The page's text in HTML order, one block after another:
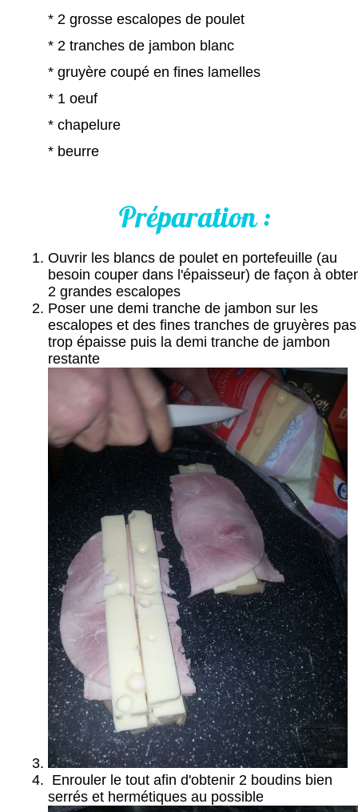
* 2 grosse escalopes de poulet
* 2 tranches de jambon blanc
* gruyère coupé en fines lamelles
* 1 oeuf
* chapelure
* beurre
Préparation :
Ouvrir les blancs de poulet en portefeuille (au
besoin couper dans l'épaisseur) de façon à
2 grandes escalopes
Poser une demi tranche de jambon sur les
escalopes et des fines tranches de gruyères pas
trop épaisse puis la demi tranche de jambon
restante
Enrouler le tout afin d'obtenir 2 boudins bien
serrés et hermétiques au possible